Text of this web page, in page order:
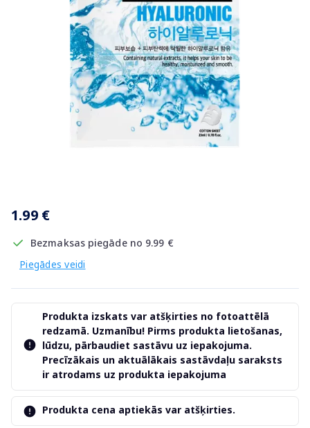
1.99 €
Bezmaksas piegāde no 9.99 €
Piegādes veidi
Produkta izskats var atšķirties no fotoattēlā
redzamā. Uzmanību! Pirms produkta lietošanas,
lūdzu, pārbaudiet sastāvu uz iepakojuma.
Precīzākais un aktuālākais sastāvdaļu saraksts
ir atrodams uz produkta iepakojuma
Produkta cena aptiekās var atšķirties.